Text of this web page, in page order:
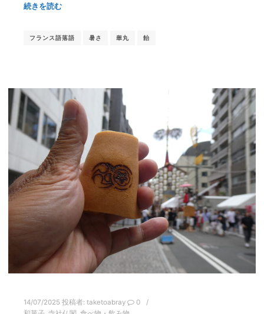
続きを読む
フランス語落語 暑さ 睾丸 飴
14/07/2025 投稿者: taketoabray
0